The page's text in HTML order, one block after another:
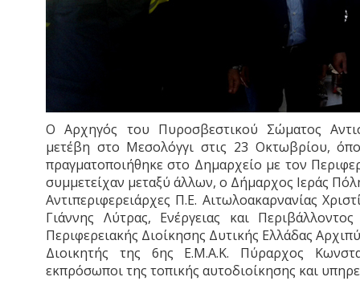
Ο Αρχηγός του Πυροσβεστικού Σώματος
μετέβη στο Μεσολόγγι στις 23 Οκτωβρίου,
πραγματοποιήθηκε στο Δημαρχείο με τον
συμμετείχαν μεταξύ άλλων, ο Δήμαρχος Ιεράς
Αντιπεριφερειάρχες Π.Ε. Αιτωλοακαρνανίας
Γιάννης Λύτρας, Ενέργειας και
Περιφερειακής Διοίκησης Δυτικής Ελλάδας
Διοικητής της 6ης Ε.Μ.Α.Κ. Πύραρχος
εκπρόσωποι της τοπικής αυτοδιοίκησης και